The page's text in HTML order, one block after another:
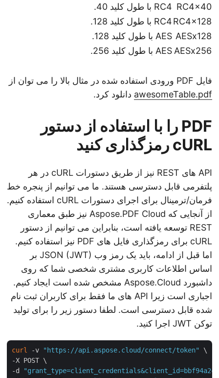
RC4x40
RC4 با طول کلید 40.
RC4x128RC4 با طول کلید 128.
AESx128 AES با طول کلید 128.
AESx256AES با طول کلید 256.
فایل PDF ورودی استفاده شده در مثال بالا را می توان از
awesomeTable.pdfدانلود کرد.
PDF را با استفاده از دستور
cURL رمزگذاری کنید
API های REST نیز از طریق دستورات cURL در هر
پلتفرمی قابل دسترسی هستند. ما می توانیم از پنجره خط
فرمان/ترمینال برای اجرای دستورات cURL استفاده کنیم.
از آنجایی که Aspose.PDF Cloud نیز طبق معماری
REST توسعه یافته است، بنابراین می توانیم از دستور
cURL برای رمزگذاری فایل های PDF نیز استفاده کنیم.
اما قبل از ادامه، باید یک رمز وب JSON (JWT) بر
اساس اطلاعات کاربری مشتری شخصی شما که روی
داشبورد Aspose.Cloud مشخص شده است ایجاد کنیم.
اجباری است زیرا API های ما فقط برای کاربران ثبت نام
شده قابل دسترسی است. لطفا دستور زیر را برای تولید
توکن JWT اجرا کنید.
curl -v "https://api.aspose.cloud/connect/token" \
-X POST \
-d "grant_type=client_credentials&client_id=bbf94a2c-